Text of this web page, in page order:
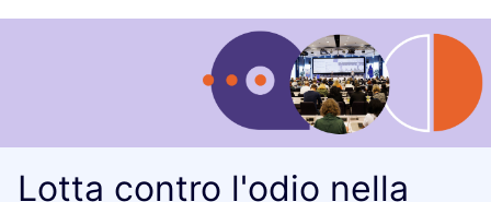
Lotta contro l'odio nella